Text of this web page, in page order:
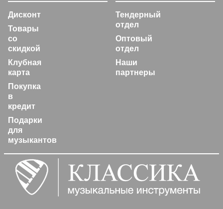
Дисконт
Товары
со
скидкой
Клубная
карта
Покупка
в
кредит
Подарки
для
музыкантов
Тендерный
отдел
Оптовый
отдел
Наши
партнеры